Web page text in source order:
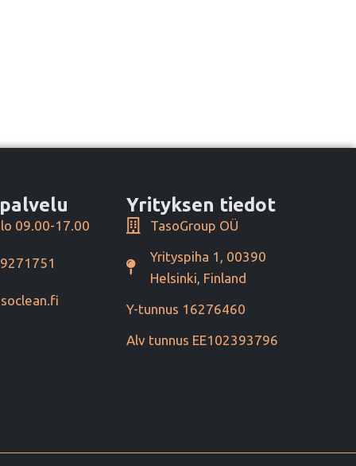
09.00-17.00
Yrityksen tiedot
TasoGroup OÜ
Yrityspiha 1, 00390
Helsinki, Finland
Y-tunnus 16276460
Alv tunnus EE102393796